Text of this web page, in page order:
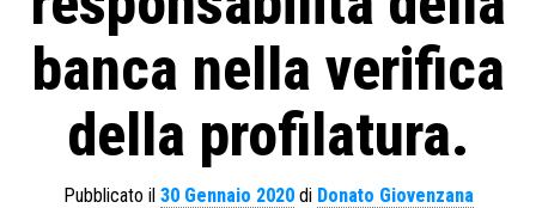
banca nella verifica
della profilatura.
Pubblicato il 30 Gennaio 2020di Donato Giovenzana